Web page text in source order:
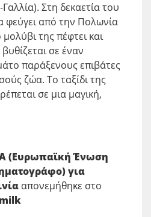
Στη δεκαετία του
φεύγει από την Πολωνία
της πέφτει και
σε έναν
παράξενους επιβάτες
ζώα. Το ταξίδι της
σε μια μαγική,
(Ευρωπαϊκή Ένωση
για
απονεμήθηκε στο